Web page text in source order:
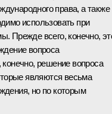
права, а также
использовать при
Прежде всего, конечно,
вопроса
решение вопроса
являются весьма
но по которым